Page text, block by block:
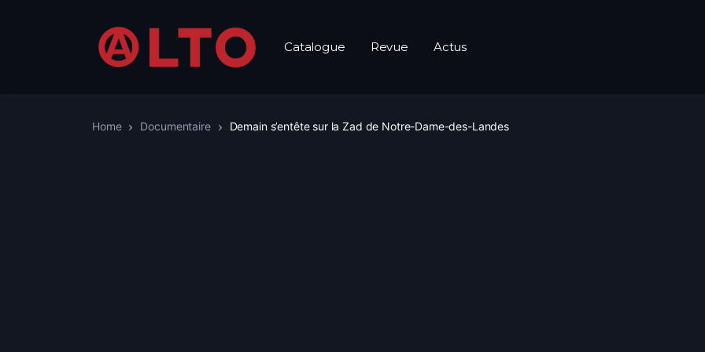
Catalogue Revue Actus
Home Documentaire Demain s’entête sur la Zad de Notre-Dame-des-Landes